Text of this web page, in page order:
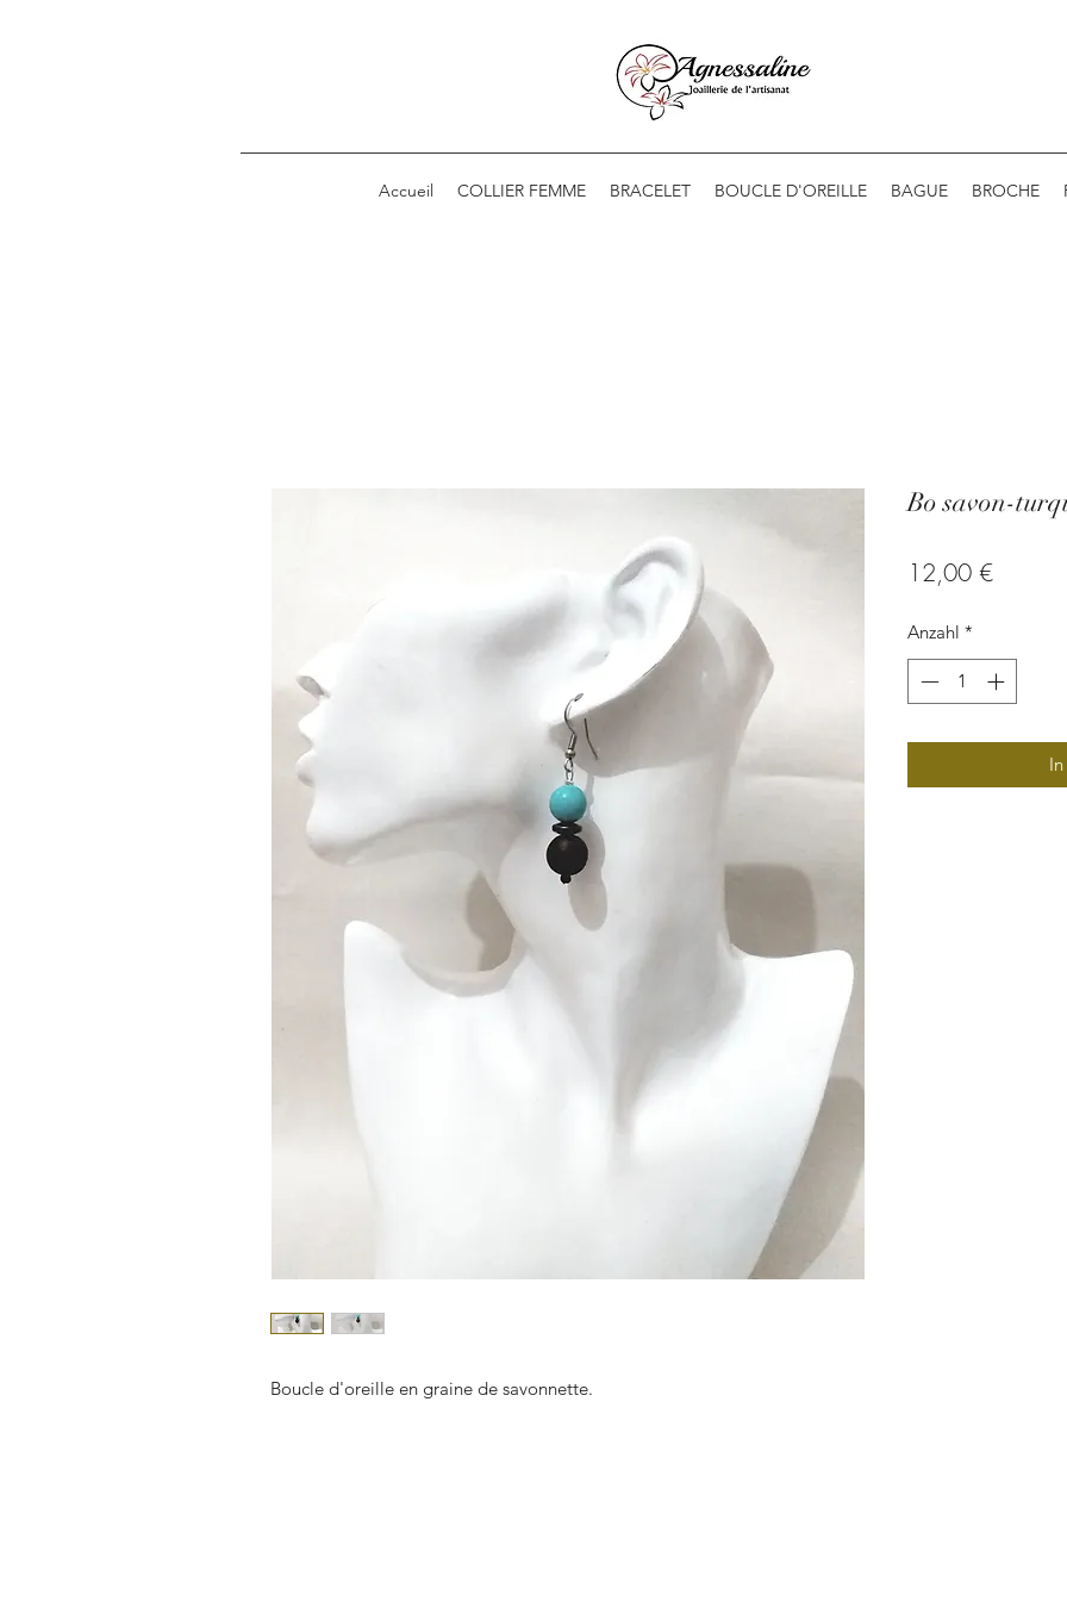
Accueil COLLIER FEMME BRACELET BOUCLE D'OREILLE BAGUE BROCHE
Boucle d'oreille en graine de savonnette.
Bo savon-
12,00 €Preis
Anzahl *